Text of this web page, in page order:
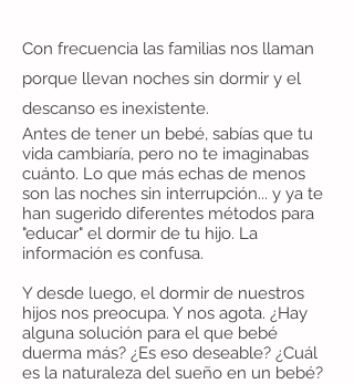
Con frecuencia las familias nos llaman
porque llevan noches sin dormir y el
descanso es inexistente.
Antes de tener un bebé, sabías que tu
vida cambiaría, pero no te imaginabas
cuánto. Lo que más echas de menos
son las noches sin interrupción... y ya te
han sugerido diferentes métodos para
"educar" el dormir de tu hijo. La
información es confusa.
Y desde luego, el dormir de nuestros
hijos nos preocupa. Y nos agota. ¿Hay
alguna solución para el que bebé
duerma más? ¿Es eso deseable? ¿Cuál
es la naturaleza del sueño en un bebé?